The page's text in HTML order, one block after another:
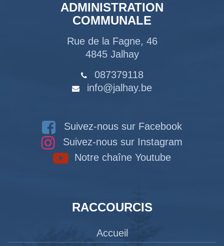
ADMINISTRATION
COMMUNALE
Rue de la Fagne, 46
4845 Jalhay
087379118
info@jalhay.be
Suivez-nous sur Facebook
Suivez-nous sur Instagram
Notre chaîne Youtube
RACCOURCIS
Accueil